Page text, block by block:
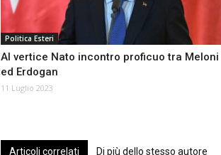
Politica Esteri
Al vertice Nato incontro proficuo tra Meloni
ed Erdogan
11 Luglio 2023
Articoli correlati Di più dello stesso autore